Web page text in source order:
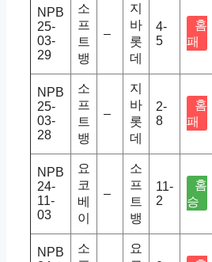
NPB
25-
03-
29
소
프
트
뱅
–
지
바
롯
데
4-
5
홈
패
NPB
25-
03-
28
소
프
트
뱅
–
지
바
롯
데
2-
8
홈
패
NPB
24-
11-
03
요
코
베
이
–
소
프
트
뱅
11-
2
홈
승
NPB
소
요